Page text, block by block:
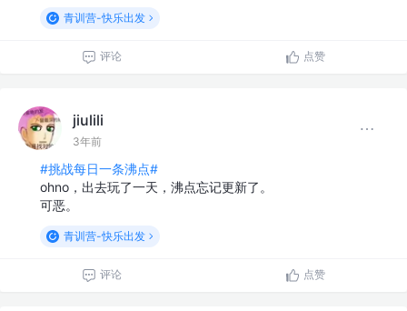
青训营-快乐出发
评论 点赞
jiulili
3年前
#挑战每日一条沸点#
ohno，出去玩了一天，沸点忘记更新了。
可恶。
青训营-快乐出发
评论 点赞